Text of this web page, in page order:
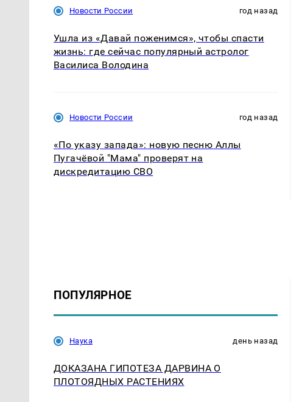
Новости России год назад
Ушла из «Давай поженимся», чтобы спасти
жизнь: где сейчас популярный астролог
Василиса Володина
Новости России год назад
«По указу запада»: новую песню Аллы
Пугачёвой "Мама" проверят на
дискредитацию СВО
ПОПУЛЯРНОЕ
Наука день назад
ДОКАЗАНА ГИПОТЕЗА ДАРВИНА О
ПЛОТОЯДНЫХ РАСТЕНИЯХ